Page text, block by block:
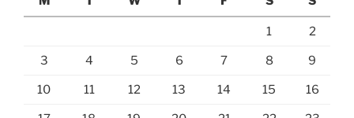
1 2
3 4 5 6 7 8 9
10 11 12 13 14 15 16